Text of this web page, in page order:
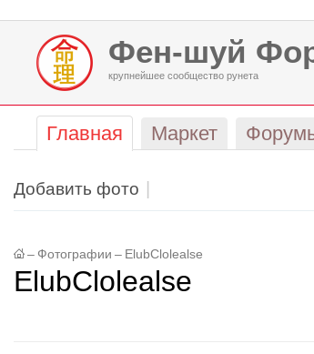
Фен-шуй
крупнейшее сообщество рунета
Главная Маркет
Добавить фото
– Фотографии – ElubClolealse
ElubClolealse